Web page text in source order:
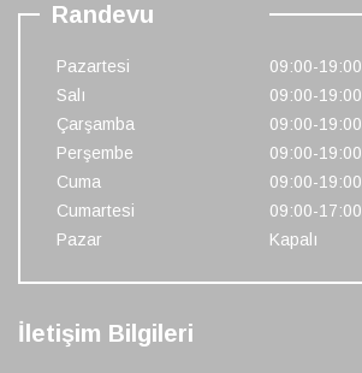
Randevu
Pazartesi
09:00-19:00
Salı
09:00-19:00
Çarşamba
09:00-19:00
Perşembe
09:00-19:00
Cuma
09:00-19:00
Cumartesi
09:00-17:00
Pazar
Kapalı
İletişim Bilgileri